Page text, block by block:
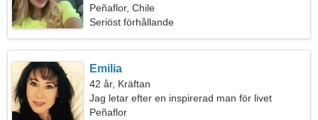
Peñaflor, Chile
Seriöst förhållande
Emilia
42 år, Kräftan
Jag letar efter en inspirerad man för livet
Peñaflor